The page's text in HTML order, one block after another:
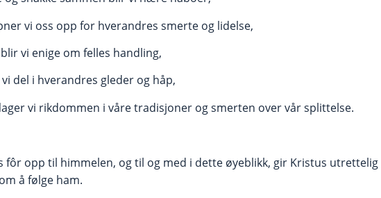
vi oss opp for hverandres smerte og lidelse,
vi enige om felles handling,
del i hverandres gleder og håp,
vi rikdommen i våre tradisjoner og smerten over vår splittelse.
fôr opp til himmelen, og til og med i dette øyeblikk, gir Kristus utrettelig
å følge ham.